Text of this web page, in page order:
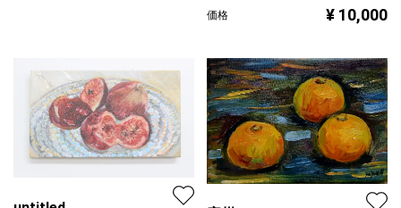
蜜柑